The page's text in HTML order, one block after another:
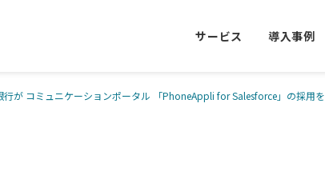
サービス 導入事例
行が コミュニケーションポータル 「PhoneAppli for Salesforce」の採